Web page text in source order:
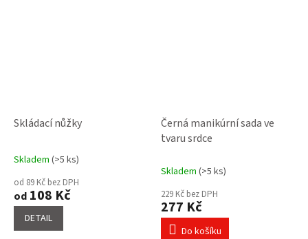
Skládací nůžky
Průměrné
hodnocení
produktu
je
5,0
Skladem (>5 ks)
od 89 Kč bez DPH
od 108 Kč
DETAIL
Černá manikúrní sada ve
tvaru srdce
Skladem (>5 ks)
229 Kč bez DPH
277 Kč
Do košíku